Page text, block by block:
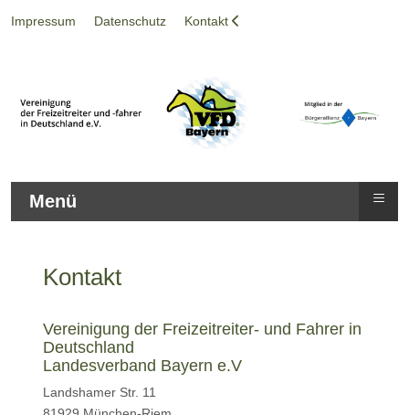
Impressum Datenschutz Kontakt
Menü ≡
Kontakt
Vereinigung der Freizeitreiter- und Fahrer in
Deutschland
Landesverband Bayern e.V
Landshamer Str. 11